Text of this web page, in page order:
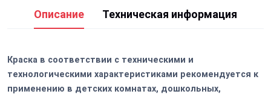
Описание Техническая информация
Краска в соответствии с техническими и
технологическими характеристиками рекомендуется к
применению в детских комнатах, дошкольных,